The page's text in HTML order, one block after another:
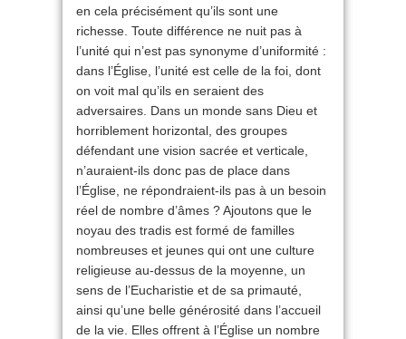
en cela précisément qu’ils sont une
richesse. Toute différence ne nuit pas à
l’unité qui n’est pas synonyme d’uniformité :
dans l’Église, l’unité est celle de la foi, dont
on voit mal qu’ils en seraient des
adversaires. Dans un monde sans Dieu et
horriblement horizontal, des groupes
défendant une vision sacrée et verticale,
n’auraient-ils donc pas de place dans
l’Église, ne répondraient-ils pas à un besoin
réel de nombre d’âmes ? Ajoutons que le
noyau des tradis est formé de familles
nombreuses et jeunes qui ont une culture
religieuse au-dessus de la moyenne, un
sens de l’Eucharistie et de sa primauté,
ainsi qu’une belle générosité dans l’accueil
de la vie. Elles offrent à l’Église un nombre